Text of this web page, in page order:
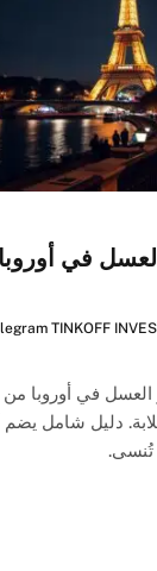
TINKOFF
في أوروبا من
دليل شامل يضم
تُنسى.